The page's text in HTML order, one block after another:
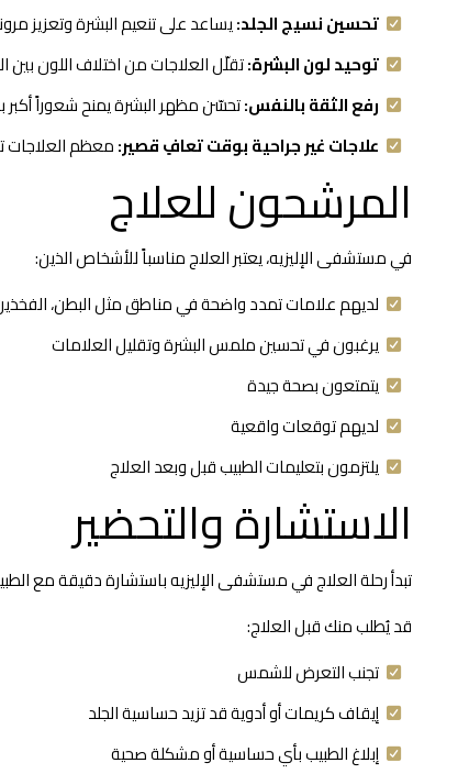
تحسين نسيج الجلد:يساعد على تنعيم البشرة وتعزيز
توحيد لون البشرة:تقلّل العلاجات من اختلاف اللون بين
رفع الثقة بالنفس:تحسّن مظهر البشرة يمنح شعوراً أكبر
علاجات غير جراحية بوقت تعافٍ قصير:معظم العلاجات
المرشحون للعلاج
في مستشفى الإليزيه، يعتبر العلاج مناسباً للأشخاص الذين:
لديهم علامات تمدد واضحة في مناطق مثل البطن، الفخذين،
يرغبون في تحسين ملمس البشرة وتقليل العلامات
يتمتعون بصحة جيدة
لديهم توقعات واقعية
يلتزمون بتعليمات الطبيب قبل وبعد العلاج
الاستشارة والتحضير
تبدأ رحلة العلاج في مستشفى الإليزيه باستشارة دقيقة مع
قد يُطلب منك قبل العلاج:
تجنب التعرض للشمس
إيقاف كريمات أو أدوية قد تزيد حساسية الجلد
إبلاغ الطبيب بأي حساسية أو مشكلة صحية